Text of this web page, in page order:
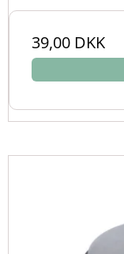
39,00 DKK